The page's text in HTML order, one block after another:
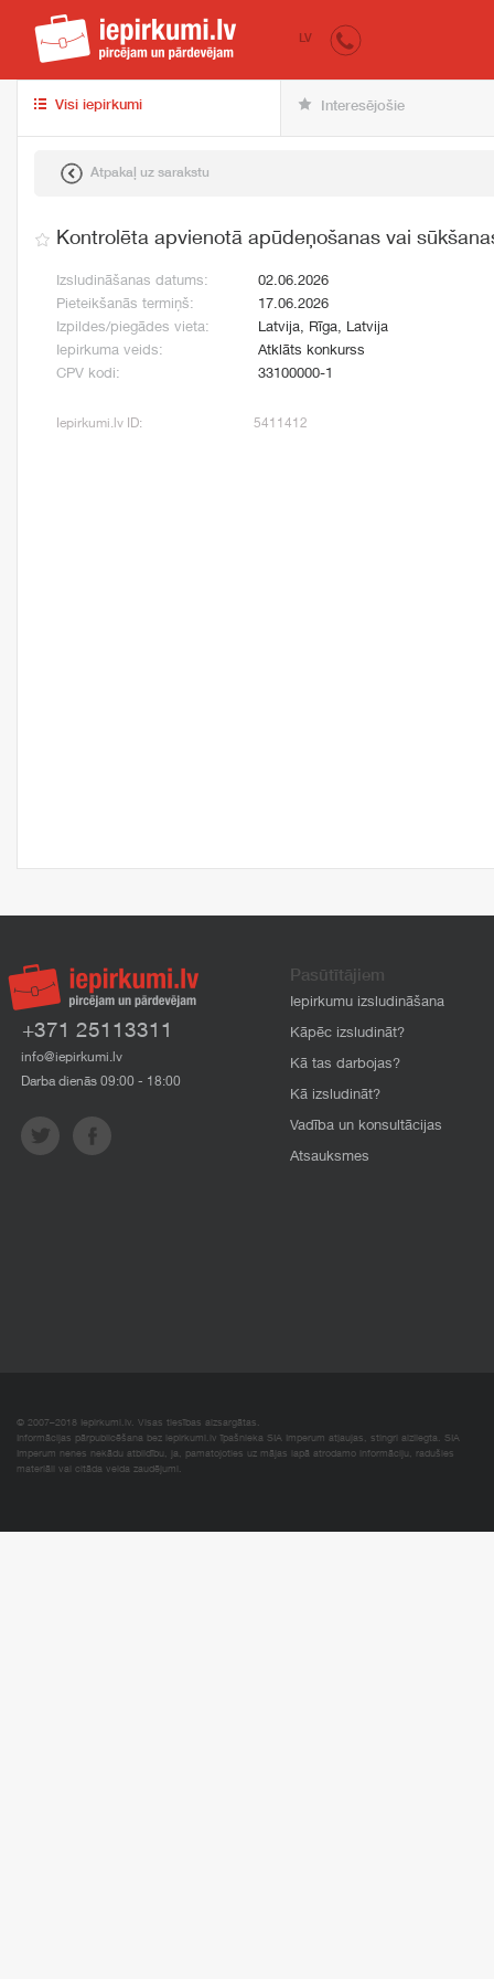
iepirkumi.lv
LV
Visi iepirkumi Interesējošie
Atpakaļ uz sarakstu
Kontrolēta apvienotā apūdeņošanas vai
Izsludināšanas datums:
02.06.2026
Pieteikšanās termiņš:
17.06.2026
Izpildes/piegādes vieta:
Latvija, Rīga, Latvija
Iepirkuma veids:
Atklāts konkurss
CPV kodi:
33100000-1
Iepirkumi.lv ID: 5411412
+371 25113311
info@iepirkumi.lv
Darba dienās 09:00 - 18:00
Pasūtītājiem
Iepirkumu izsludināšana
Kāpēc izsludināt?
Kā tas darbojas?
Kā izsludināt?
Vadība un konsultācijas
Atsauksmes
© 2007–2018 Iepirkumi.lv. Visas tiesības aizsargātas.
Informācijas pārpublicēšana bez iepirkumi.lv īpašnieka SIA Imperum atļaujas, stingri aizliegta. SIA
Imperum nenes nekādu atbildību, ja, pamatojoties uz mājas lapā atrodamo informāciju, radušies
materiāli vai citāda veida zaudējumi.